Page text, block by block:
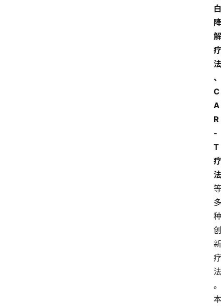
白
降
解
疗
法
、
C
A
R
-
T
疗
法
等
多
种
创
新
疗
法
。
本